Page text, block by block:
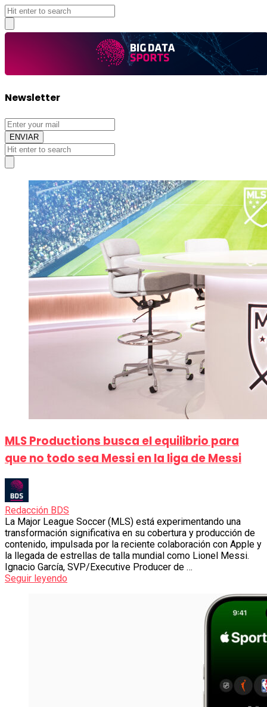
Big
Data
Sports
Newsletter
Data
Sports
Articles.
MLS Productions busca el equilibrio para
que no todo sea Messi en la liga de Messi
Redacción BDS
La Major League Soccer (MLS) está experimentando una
transformación significativa en su cobertura y producción de
contenido, impulsada por la reciente colaboración con Apple y
la llegada de estrellas de talla mundial como Lionel Messi.
Ignacio García, SVP/Executive Producer de …
Seguir leyendo